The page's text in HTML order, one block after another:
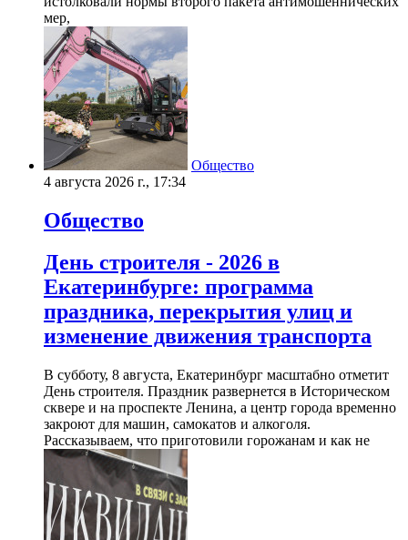
мер,
Общество
4 августа 2026 г., 17:34
Общество
День строителя - 2026 в
Екатеринбурге: программа
праздника, перекрытия улиц и
изменение движения транспорта
В субботу, 8 августа, Екатеринбург масштабно отметит
День строителя. Праздник развернется в Историческом
сквере и на проспекте Ленина, а центр города временно
закроют для машин, самокатов и алкоголя.
Рассказываем, что приготовили горожанам и как не